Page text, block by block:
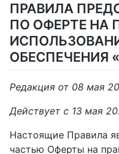
ПРАВИЛА
ПО ОФЕРТЕ НА
ОБЕСПЕЧЕНИЯ
Редакция от 08 мая
Действует с 13 мая
Настоящие Правила
частью Оферты на